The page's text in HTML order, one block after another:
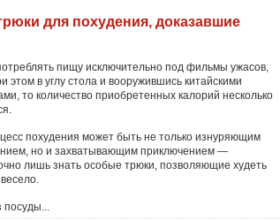
для похудения, доказавшие
пищу исключительно под фильмы ужасов,
этом в углу стола и вооружившись китайскими
то количество приобретенных калорий несколько
похудения может быть не только изнуряющим
но и захватывающим приключением —
лишь знать особые трюки, позволяющие худеть
посуды...